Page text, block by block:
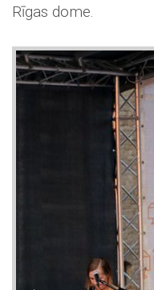
Rīgas dome.